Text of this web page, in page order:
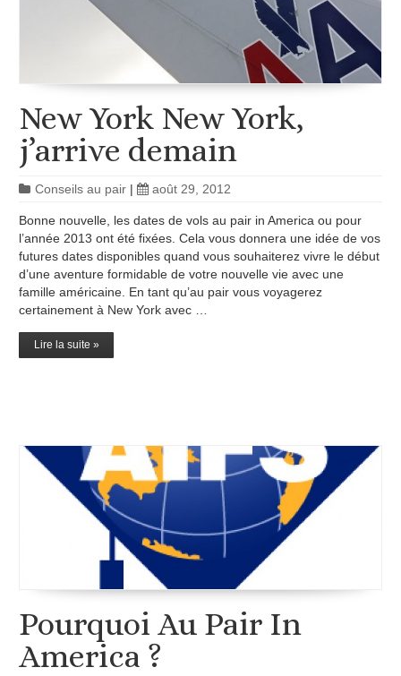
New York New York,
j’arrive demain
Conseils au pair | août 29, 2012
Bonne nouvelle, les dates de vols au pair in America ou pour
l’année 2013 ont été fixées. Cela vous donnera une idée de vos
futures dates disponibles quand vous souhaiterez vivre le début
d’une aventure formidable de votre nouvelle vie avec une
famille américaine. En tant qu’au pair vous voyagerez
certainement à New York avec …
Lire la suite »
Pourquoi Au Pair In
America ?